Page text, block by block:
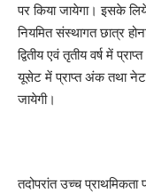
पर किया जायेगा। इसके
नियमित संस्थागत छात्र
द्वितीय एवं तृतीय वर्ष में
यूसेट में प्राप्त अंक तथा नेट
जायेगी।
तदोपरांत उच्च प्राथमिकता